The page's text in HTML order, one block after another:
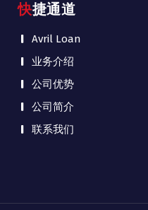
快捷通道
Avril Loan
业务介绍
公司优势
公司简介
联系我们